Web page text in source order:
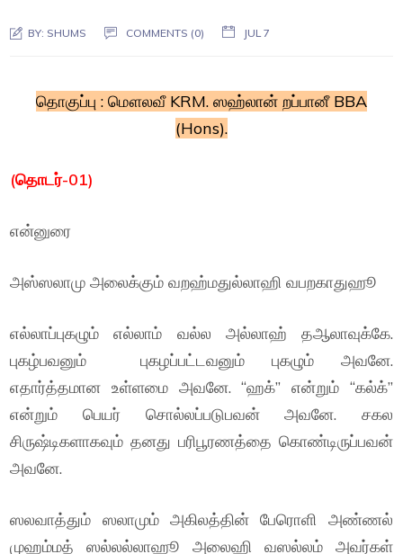
BY: SHUMS COMMENTS (0) JUL 7
தொகுப்பு : மௌலவீ KRM. ஸஹ்லான் றப்பானீ BBA
(Hons).
(தொடர்-01)
என்னுரை
அஸ்ஸலாமு அலைக்கும் வறஹ்மதுல்லாஹி வபறகாதுஹூ
எல்லாப்புகழும் எல்லாம் வல்ல அல்லாஹ் தஆலாவுக்கே.
புகழ்பவனும் புகழப்பட்டவனும் புகழும் அவனே.
எதார்த்தமான உள்ளமை அவனே. “ஹக்” என்றும் “கல்க்”
என்றும் பெயர் சொல்லப்படுபவன் அவனே. சகல
சிருஷ்டிகளாகவும் தனது பரிபூரணத்தை கொண்டிருப்பவன்
அவனே.
ஸலவாத்தும் ஸலாமும் அகிலத்தின் பேரொளி அண்ணல்
முஹம்மத் ஸல்லல்லாஹூ அலைஹி வஸல்லம் அவர்கள்